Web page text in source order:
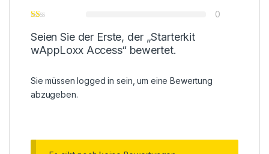
0
Seien Sie der Erste, der „Starterkit
wAppLoxx Access“ bewertet.
Sie müssenlogged in sein, um eine Bewertung
abzugeben.